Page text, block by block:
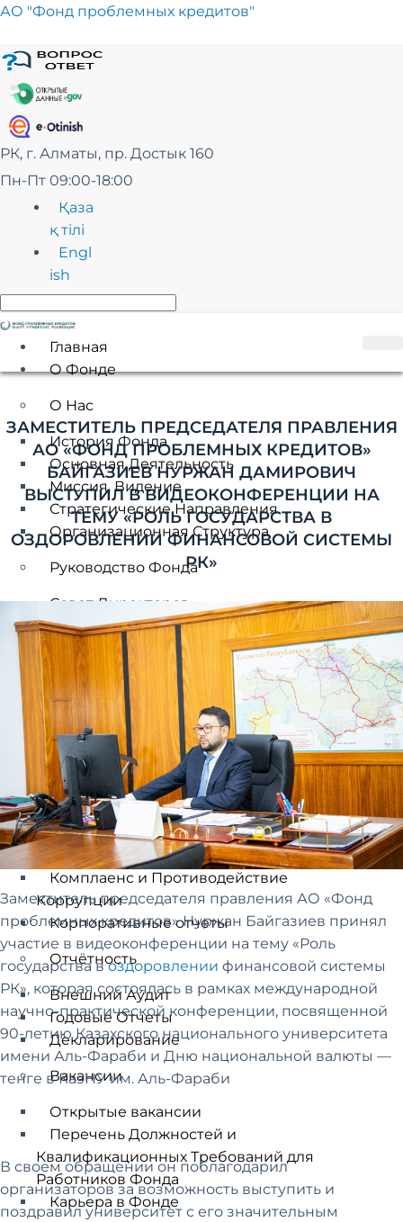
Перейти
сути
АО "Фонд проблемных кредитов"
РК, г. Алматы, пр. Достык 160
Пн-Пт 09:00-18:00
Қаза
қ тілі
Engl
ish
Главная
О Фонде
О Нас
История Фонда
Основная Деятельность
Миссия. Видение
Стратегические Направления
Организационная Структура
Руководство Фонда
Совет Директоров
Комитеты Совета Директоров
Правление
Корпоративное Управление
Управление Рисками
Принципы Корпоративного
Управления
Этические Принципы
Дивидендная Политика
Устойчивое Развитие
Нормативная Правовая База
Комплаенс и Противодействие
Коррупции
Корпоративные отчеты
Отчётность
Внешний Аудит
Годовые Отчеты
Декларирование
Вакансии
Открытые вакансии
Перечень Должностей и
Квалификационных Требований для
Работников Фонда
Карьера в Фонде
ЗАМЕСТИТЕЛЬ ПРЕДСЕДАТЕЛЯ ПРАВЛЕНИЯ
АО «ФОНД ПРОБЛЕМНЫХ КРЕДИТОВ»
БАЙГАЗИЕВ НУРЖАН ДАМИРОВИЧ
ВЫСТУПИЛ В ВИДЕОКОНФЕРЕНЦИИ НА
ТЕМУ «РОЛЬ ГОСУДАРСТВА В
ОЗДОРОВЛЕНИИ ФИНАНСОВОЙ СИСТЕМЫ
РК»
Заместитель председателя правления АО «Фонд
проблемных кредитов» Нуржан Байгазиев принял
участие в видеоконференции на тему «Роль
государства воздоровлении финансовой системы
РК», которая состоялась в рамках международной
научно-практической конференции, посвященной
90-летию Казахского национального университета
имени Аль-Фараби и Дню национальной валюты —
тенге в КазНУ им. Аль-Фараби
В своем обращении он поблагодарил
организаторов за возможность выступить и
поздравил университет с его значительным